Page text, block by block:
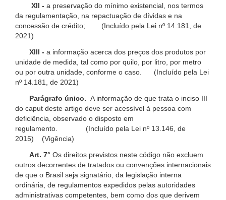
XII - a preservação do mínimo existencial, nos termos
da regulamentação, na repactuação de dívidas e na
concessão de crédito; (Incluído pela Lei nº 14.181, de
2021)
XIII - a informação acerca dos preços dos produtos por
unidade de medida, tal como por quilo, por litro, por metro
ou por outra unidade, conforme o caso. (Incluído pela Lei
nº 14.181, de 2021)
Parágrafo único. A informação de que trata o inciso III
do caput deste artigo deve ser acessível à pessoa com
deficiência, observado o disposto em
regulamento. (Incluído pela Lei nº 13.146, de
2015) (Vigência)
Art. 7° Os direitos previstos neste código não excluem
outros decorrentes de tratados ou convenções internacionais
de que o Brasil seja signatário, da legislação interna
ordinária, de regulamentos expedidos pelas autoridades
administrativas competentes, bem como dos que derivem